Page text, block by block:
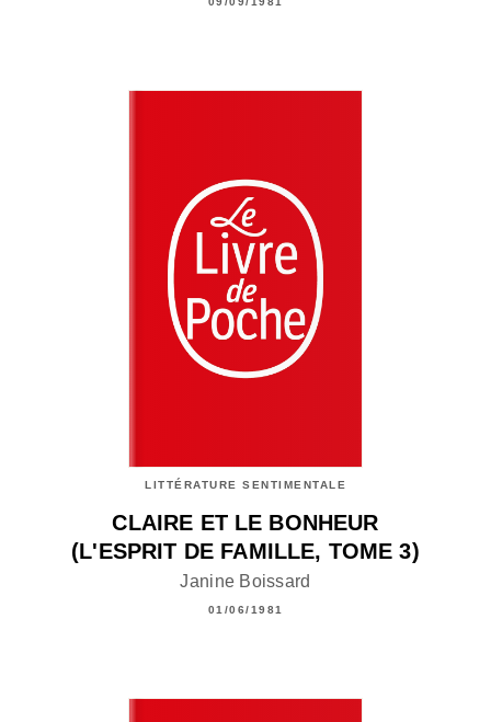
LITTÉRATURE SENTIMENTALE
CLAIRE ET LE BONHEUR
(L'ESPRIT DE FAMILLE, TOME 3)
Janine Boissard
01/06/1981